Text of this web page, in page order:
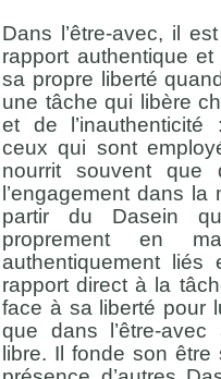
Dans l’être-avec, il
rapport authentique
sa propre liberté
une tâche qui libère
et de l’inauthenticité
ceux qui sont
nourrit souvent que
l’engagement dans
partir du Dasein
proprement en
authentiquement liés
rapport direct à la
face à sa liberté pour
que dans l’être-
libre. Il fonde son